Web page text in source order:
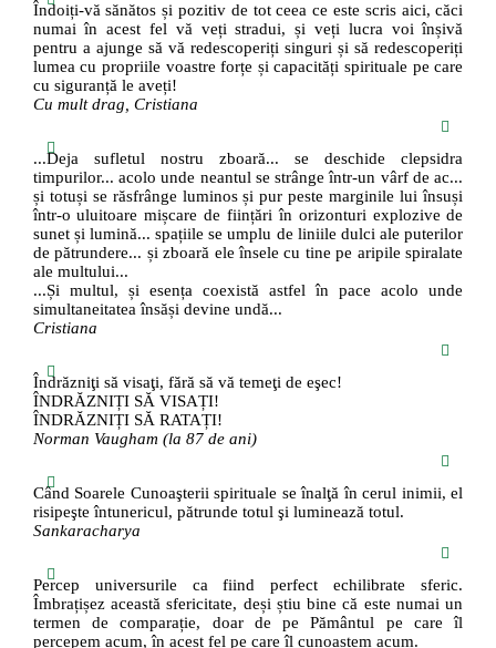
Îndoiți-vă sănătos și pozitiv de tot ceea ce este scris aici, căci
numai în acest fel vă veți stradui, și veți lucra voi înșivă
pentru a ajunge să vă redescoperiți singuri și să redescoperiți
lumea cu propriile voastre forțe și capacități spirituale pe care
cu siguranță le aveți!
Cu mult drag, Cristiana
...Deja sufletul nostru zboară... se deschide clepsidra
timpurilor... acolo unde neantul se strânge într-un vârf de ac...
și totuși se răsfrânge luminos și pur peste marginile lui însuși
într-o uluitoare mișcare de ființări în orizonturi explozive de
sunet și lumină... spațiile se umplu de liniile dulci ale puterilor
de pătrundere... și zboară ele însele cu tine pe aripile spiralate
ale multului...
...Și multul, și esența coexistă astfel în pace acolo unde
simultaneitatea însăși devine undă...
Cristiana
Îndrăzniţi să visaţi, fără să vă temeţi de eşec!
ÎNDRĂZNIȚI SĂ VISAȚI!
ÎNDRĂZNIȚI SĂ RATAȚI!
Norman Vaugham (la 87 de ani)
Când Soarele Cunoaşterii spirituale se înalţă în cerul inimii, el
risipeşte întunericul, pătrunde totul şi luminează totul.
Sankaracharya
Percep universurile ca fiind perfect echilibrate sferic.
Îmbrațișez această sfericitate, deși știu bine că este numai un
termen de comparație, doar de pe Pământul pe care îl
percepem acum, în acest fel pe care îl cunoaștem acum.